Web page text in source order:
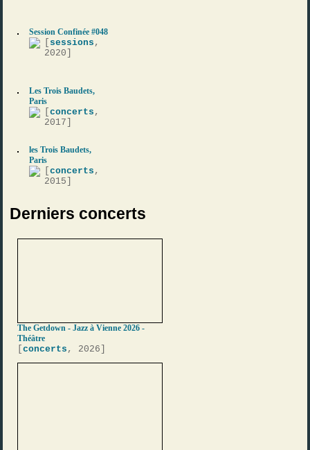
Session Confinée #048
sessions ,
2020]
Les Trois Baudets,
Paris
[concerts ,
2017]
les Trois Baudets,
Paris
[concerts ,
2015]
Derniers concerts
The Getdown - Jazz à Vienne 2026 -
Théâtre
[concerts , 2026]